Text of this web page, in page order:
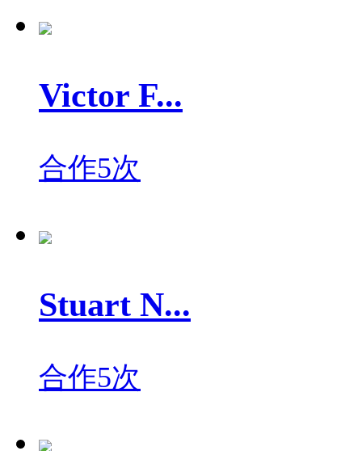
Victor F...
合作5次
Stuart N...
合作5次